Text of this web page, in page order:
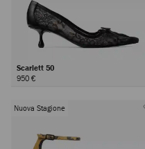
Scarlett 50
950 €
Nuova Stagione